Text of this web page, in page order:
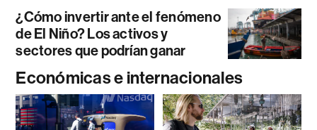
¿Cómo invertir ante el fenómeno
de El Niño? Los activos y
sectores que podrían ganar
Económicas e internacionales